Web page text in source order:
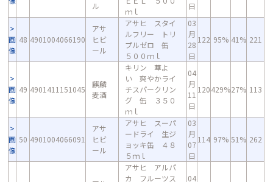
ル
ｍｌ
日
画
像
48 4901004066190
アサ
ヒビ
ール
アサヒ スタイ
ルフリー トリ
プルゼロ 缶
５００ｍｌ
03
月
28
日
122 95% 41% 221
画
像
49 4901411151045
麒麟
麦酒
キリン 華よ
い 爽やかライ
チスパークリン
グ 缶 ３５０
ｍｌ
04
月
11
日
120429%27% 113
画
像
50 4901004066091
アサ
ヒビ
ール
アサヒ スーパ
ードライ 生ジ
ョッキ缶 ４８
５ｍｌ
03
月
07
日
114 97% 51% 262
アサヒ アルパ
カ フルーツス
04